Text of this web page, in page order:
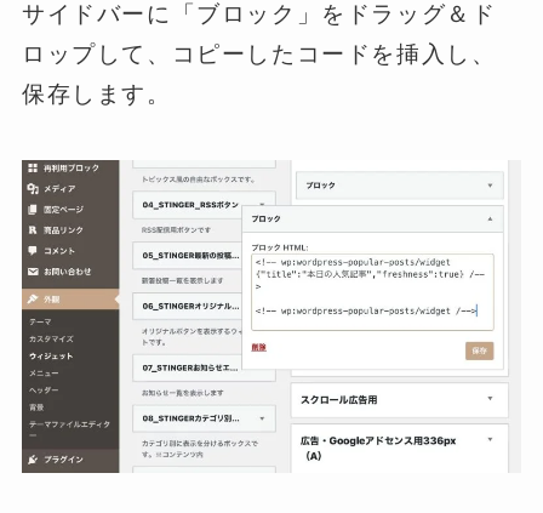
サイドバーに「ブロック」をドラッグ＆ド
ロップして、コピーしたコードを挿入し、
保存します。